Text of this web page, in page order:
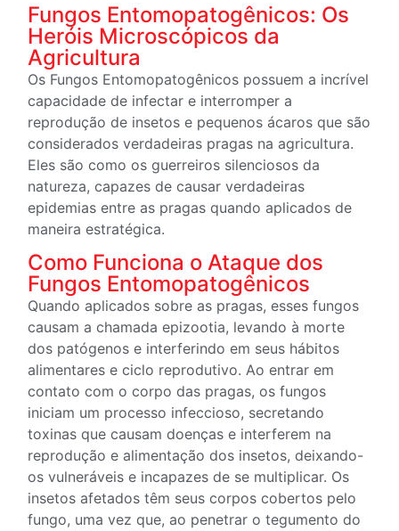
Fungos Entomopatogênicos: Os
Heróis Microscópicos da
Agricultura
Os Fungos Entomopatogênicos possuem a incrível
capacidade de infectar e interromper a
reprodução de insetos e pequenos ácaros que são
considerados verdadeiras pragas na agricultura.
Eles são como os guerreiros silenciosos da
natureza, capazes de causar verdadeiras
epidemias entre as pragas quando aplicados de
maneira estratégica.
Como Funciona o Ataque dos
Fungos Entomopatogênicos
Quando aplicados sobre as pragas, esses fungos
causam a chamada epizootia, levando à morte
dos patógenos e interferindo em seus hábitos
alimentares e ciclo reprodutivo. Ao entrar em
contato com o corpo das pragas, os fungos
iniciam um processo infeccioso, secretando
toxinas que causam doenças e interferem na
reprodução e alimentação dos insetos, deixando-
os vulneráveis e incapazes de se multiplicar. Os
insetos afetados têm seus corpos cobertos pelo
fungo, uma vez que, ao penetrar o tegumento do